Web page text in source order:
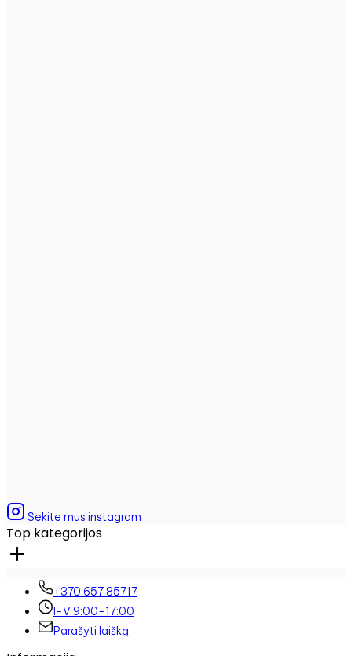
Sekite mus instagram
Top kategorijos
+370 657 85717
I-V 9:00-17:00
Parašyti laišką